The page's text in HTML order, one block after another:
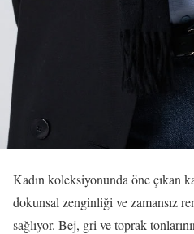
Kadın koleksiyonunda öne çıkan
dokunsal zenginliği ve zamansız
sağlıyor. Bej, gri ve toprak